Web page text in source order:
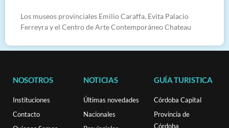
Los museos provinciales Emilio Caraffa, Evita Palacio
Ferreyra y el Centro de Arte Contemporáneo Chateau
NOSOTROS
Instituciones
Contacto
NOTICIAS
Últimas novedades
Nacionales
GUÍA TURISTICA
Córdoba Capital
Provincia de
Córdoba